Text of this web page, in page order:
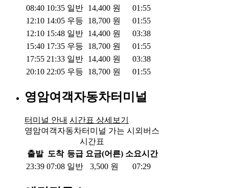
08:40 10:35 일반 14,400 원
01:55
12:10 14:05 우등 18,700 원
01:55
12:10 15:48 일반 14,400 원
03:38
15:40 17:35 우등 18,700 원
01:55
17:55 21:33 일반 14,400 원
03:38
20:10 22:05 우등 18,700 원 01:55
영암여객자동차터미널
터미널 안내 시간표 상세보기
영암여객자동차터미널 가는 시외버스
시간표
출발 도착 등급 요금(어른) 소요시간
23:39 07:08 일반 3,500 원 07:29